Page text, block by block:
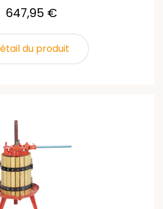
647,95 €
du produit